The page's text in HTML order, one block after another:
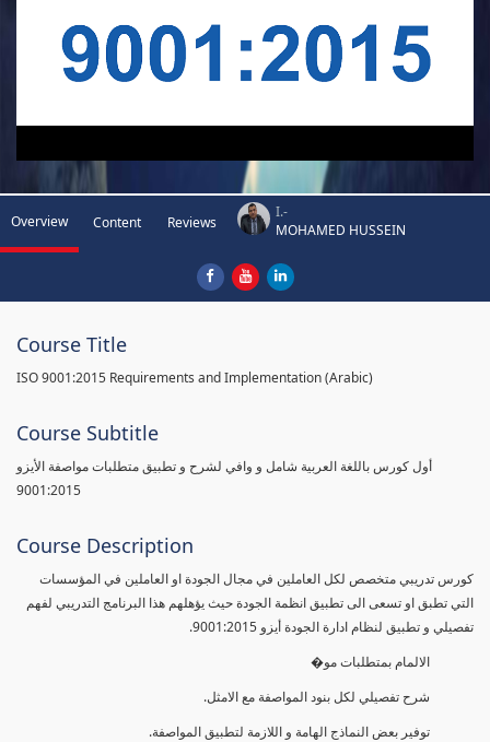
Overview Content Reviews
I.-
MOHAMED HUSSEIN
Course Title
ISO 9001:2015 Requirements and Implementation (Arabic)
Course Subtitle
أول كورس باللغة العربية شامل و وافي لشرح و تطبيق متطلبات مواصفة الأيزو
9001:2015
Course Description
كورس تدريبي متخصص لكل العاملين في مجال الجودة او العاملين في المؤسسات
التي تطبق او تسعى الى تطبيق انظمة الجودة حيث يؤهلهم هذا البرنامج التدريبي لفهم
تفصيلي و تطبيق لنظام ادارة الجودة أيزو 9001:2015.
الالمام بمتطلبات مو�
شرح تفصيلي لكل بنود المواصفة مع الامثل.
توفير بعض النماذج الهامة و اللازمة لتطبيق المواصفة.